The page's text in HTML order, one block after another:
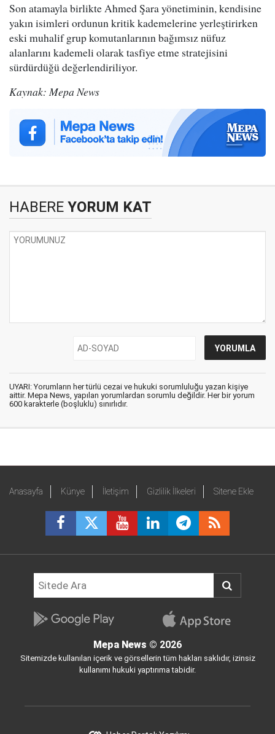
Son atamayla birlikte Ahmed Şara yönetiminin, kendisine
yakın isimleri ordunun kritik kademelerine yerleştirirken
eski muhalif grup komutanlarının bağımsız nüfuz
alanlarını kademeli olarak tasfiye etme stratejisini
sürdürdüğü değerlendiriliyor.
Kaynak: Mepa News
HABERE YORUM KAT
UYARI: Yorumların her türlü cezai ve hukuki sorumluluğu yazan kişiye
aittir. Mepa News, yapılan yorumlardan sorumlu değildir. Her bir yorum
600 karakterle (boşluklu) sınırlıdır.
Anasayfa Künye İletişim Gizlilik İlkeleri Sitene Ekle
Mepa News © 2026
Sitemizde kullanılan içerik ve görsellerin tüm hakları saklıdır, izinsiz
kullanımı hukuki yaptırıma tabidir.